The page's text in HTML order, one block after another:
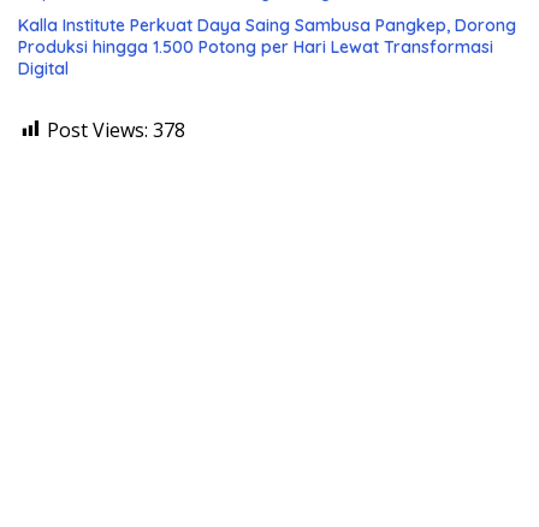
Kalla Institute Perkuat Daya Saing Sambusa Pangkep, Dorong
Produksi hingga 1.500 Potong per Hari Lewat Transformasi
Digital
Post Views: 378